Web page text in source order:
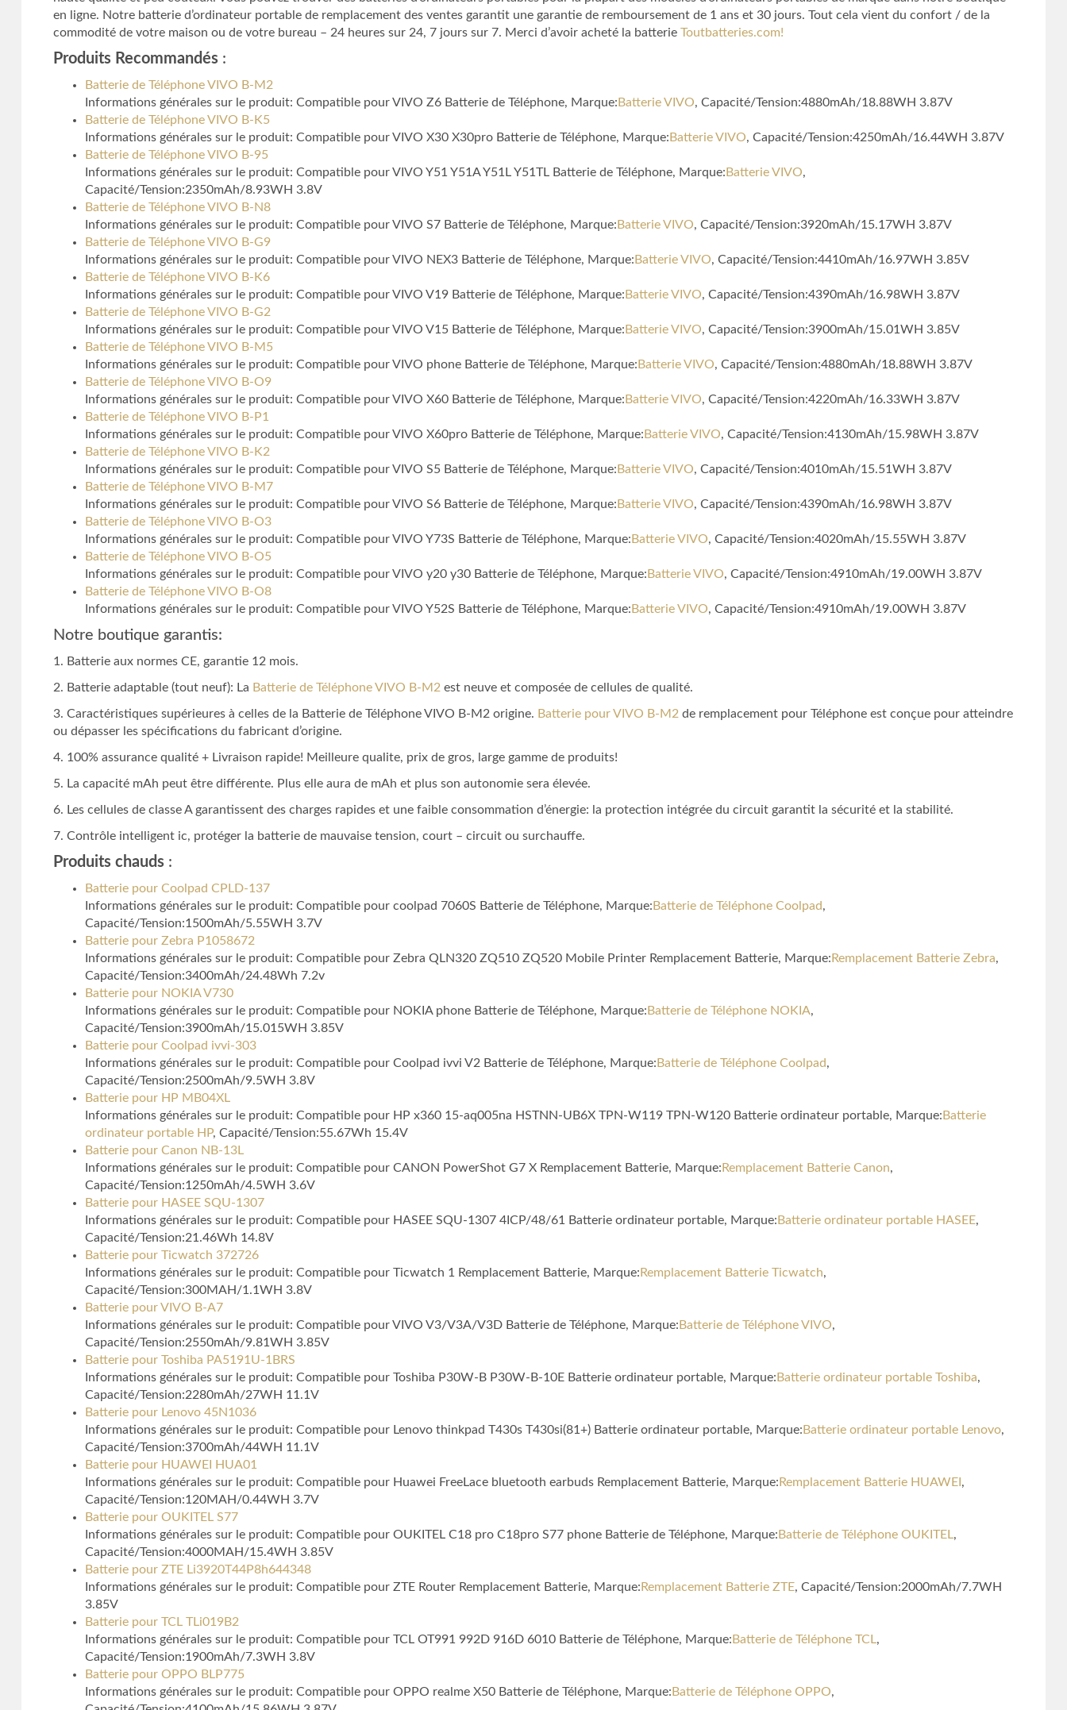
en ligne. Notre batterie d’ordinateur portable de remplacement des ventes garantit une garantie de remboursement de 1 ans et 30 jours. Tout cela vient du confort / de la
commodité de votre maison ou de votre bureau – 24 heures sur 24, 7 jours sur 7. Merci d’avoir acheté la batterie Toutbatteries.com!
Produits Recommandés :
Batterie de Téléphone VIVO B-M2
Informations générales sur le produit: Compatible pour VIVO Z6 Batterie de Téléphone, Marque: Batterie VIVO, Capacité/Tension:4880mAh/18.88WH 3.87V
Batterie de Téléphone VIVO B-K5
Informations générales sur le produit: Compatible pour VIVO X30 X30pro Batterie de Téléphone, Marque: Batterie VIVO, Capacité/Tension:4250mAh/16.44WH 3.87V
Batterie de Téléphone VIVO B-95
Informations générales sur le produit: Compatible pour VIVO Y51 Y51A Y51L Y51TL Batterie de Téléphone, Marque: Batterie VIVO,
Capacité/Tension:2350mAh/8.93WH 3.8V
Batterie de Téléphone VIVO B-N8
Informations générales sur le produit: Compatible pour VIVO S7 Batterie de Téléphone, Marque: Batterie VIVO, Capacité/Tension:3920mAh/15.17WH 3.87V
Batterie de Téléphone VIVO B-G9
Informations générales sur le produit: Compatible pour VIVO NEX3 Batterie de Téléphone, Marque: Batterie VIVO, Capacité/Tension:4410mAh/16.97WH 3.85V
Batterie de Téléphone VIVO B-K6
Informations générales sur le produit: Compatible pour VIVO V19 Batterie de Téléphone, Marque: Batterie VIVO, Capacité/Tension:4390mAh/16.98WH 3.87V
Batterie de Téléphone VIVO B-G2
Informations générales sur le produit: Compatible pour VIVO V15 Batterie de Téléphone, Marque: Batterie VIVO, Capacité/Tension:3900mAh/15.01WH 3.85V
Batterie de Téléphone VIVO B-M5
Informations générales sur le produit: Compatible pour VIVO phone Batterie de Téléphone, Marque: Batterie VIVO, Capacité/Tension:4880mAh/18.88WH 3.87V
Batterie de Téléphone VIVO B-O9
Informations générales sur le produit: Compatible pour VIVO X60 Batterie de Téléphone, Marque: Batterie VIVO, Capacité/Tension:4220mAh/16.33WH 3.87V
Batterie de Téléphone VIVO B-P1
Informations générales sur le produit: Compatible pour VIVO X60pro Batterie de Téléphone, Marque: Batterie VIVO, Capacité/Tension:4130mAh/15.98WH 3.87V
Batterie de Téléphone VIVO B-K2
Informations générales sur le produit: Compatible pour VIVO S5 Batterie de Téléphone, Marque: Batterie VIVO, Capacité/Tension:4010mAh/15.51WH 3.87V
Batterie de Téléphone VIVO B-M7
Informations générales sur le produit: Compatible pour VIVO S6 Batterie de Téléphone, Marque: Batterie VIVO, Capacité/Tension:4390mAh/16.98WH 3.87V
Batterie de Téléphone VIVO B-O3
Informations générales sur le produit: Compatible pour VIVO Y73S Batterie de Téléphone, Marque: Batterie VIVO, Capacité/Tension:4020mAh/15.55WH 3.87V
Batterie de Téléphone VIVO B-O5
Informations générales sur le produit: Compatible pour VIVO y20 y30 Batterie de Téléphone, Marque: Batterie VIVO, Capacité/Tension:4910mAh/19.00WH 3.87V
Batterie de Téléphone VIVO B-O8
Informations générales sur le produit: Compatible pour VIVO Y52S Batterie de Téléphone, Marque: Batterie VIVO, Capacité/Tension:4910mAh/19.00WH 3.87V
Notre boutique garantis:
1. Batterie aux normes CE, garantie 12 mois.
2. Batterie adaptable (tout neuf): La Batterie de Téléphone VIVO B-M2 est neuve et composée de cellules de qualité.
3. Caractéristiques supérieures à celles de la Batterie de Téléphone VIVO B-M2 origine. Batterie pour VIVO B-M2 de remplacement pour Téléphone est conçue pour atteindre
ou dépasser les spécifications du fabricant d’origine.
4. 100% assurance qualité + Livraison rapide! Meilleure qualite, prix de gros, large gamme de produits!
5. La capacité mAh peut être différente. Plus elle aura de mAh et plus son autonomie sera élevée.
6. Les cellules de classe A garantissent des charges rapides et une faible consommation d’énergie: la protection intégrée du circuit garantit la sécurité et la stabilité.
7. Contrôle intelligent ic, protéger la batterie de mauvaise tension, court – circuit ou surchauffe.
Produits chauds :
Batterie pour Coolpad CPLD-137
Informations générales sur le produit: Compatible pour coolpad 7060S Batterie de Téléphone, Marque: Batterie de Téléphone Coolpad,
Capacité/Tension:1500mAh/5.55WH 3.7V
Batterie pour Zebra P1058672
Informations générales sur le produit: Compatible pour Zebra QLN320 ZQ510 ZQ520 Mobile Printer Remplacement Batterie, Marque: Remplacement Batterie Zebra,
Capacité/Tension:3400mAh/24.48Wh 7.2v
Batterie pour NOKIA V730
Informations générales sur le produit: Compatible pour NOKIA phone Batterie de Téléphone, Marque: Batterie de Téléphone NOKIA,
Capacité/Tension:3900mAh/15.015WH 3.85V
Batterie pour Coolpad ivvi-303
Informations générales sur le produit: Compatible pour Coolpad ivvi V2 Batterie de Téléphone, Marque: Batterie de Téléphone Coolpad,
Capacité/Tension:2500mAh/9.5WH 3.8V
Batterie pour HP MB04XL
Informations générales sur le produit: Compatible pour HP x360 15-aq005na HSTNN-UB6X TPN-W119 TPN-W120 Batterie ordinateur portable, Marque: Batterie
ordinateur portable HP, Capacité/Tension:55.67Wh 15.4V
Batterie pour Canon NB-13L
Informations générales sur le produit: Compatible pour CANON PowerShot G7 X Remplacement Batterie, Marque: Remplacement Batterie Canon,
Capacité/Tension:1250mAh/4.5WH 3.6V
Batterie pour HASEE SQU-1307
Informations générales sur le produit: Compatible pour HASEE SQU-1307 4ICP/48/61 Batterie ordinateur portable, Marque: Batterie ordinateur portable HASEE,
Capacité/Tension:21.46Wh 14.8V
Batterie pour Ticwatch 372726
Informations générales sur le produit: Compatible pour Ticwatch 1 Remplacement Batterie, Marque: Remplacement Batterie Ticwatch,
Capacité/Tension:300MAH/1.1WH 3.8V
Batterie pour VIVO B-A7
Informations générales sur le produit: Compatible pour VIVO V3/V3A/V3D Batterie de Téléphone, Marque: Batterie de Téléphone VIVO,
Capacité/Tension:2550mAh/9.81WH 3.85V
Batterie pour Toshiba PA5191U-1BRS
Informations générales sur le produit: Compatible pour Toshiba P30W-B P30W-B-10E Batterie ordinateur portable, Marque: Batterie ordinateur portable Toshiba,
Capacité/Tension:2280mAh/27WH 11.1V
Batterie pour Lenovo 45N1036
Informations générales sur le produit: Compatible pour Lenovo thinkpad T430s T430si(81+) Batterie ordinateur portable, Marque: Batterie ordinateur portable Lenovo,
Capacité/Tension:3700mAh/44WH 11.1V
Batterie pour HUAWEI HUA01
Informations générales sur le produit: Compatible pour Huawei FreeLace bluetooth earbuds Remplacement Batterie, Marque: Remplacement Batterie HUAWEI ,
Capacité/Tension:120MAH/0.44WH 3.7V
Batterie pour OUKITEL S77
Informations générales sur le produit: Compatible pour OUKITEL C18 pro C18pro S77 phone Batterie de Téléphone, Marque: Batterie de Téléphone OUKITEL,
Capacité/Tension:4000MAH/15.4WH 3.85V
Batterie pour ZTE Li3920T44P8h644348
Informations générales sur le produit: Compatible pour ZTE Router Remplacement Batterie, Marque: Remplacement Batterie ZTE, Capacité/Tension:2000mAh/7.7WH
3.85V
Batterie pour TCL TLi019B2
Informations générales sur le produit: Compatible pour TCL OT991 992D 916D 6010 Batterie de Téléphone, Marque: Batterie de Téléphone TCL,
Capacité/Tension:1900mAh/7.3WH 3.8V
Batterie pour OPPO BLP775
Informations générales sur le produit: Compatible pour OPPO realme X50 Batterie de Téléphone, Marque: Batterie de Téléphone OPPO,